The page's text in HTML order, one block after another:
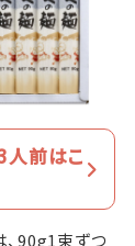
人前はこ
90g1束ずつ